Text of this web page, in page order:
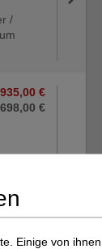
/
€
€
Einige von